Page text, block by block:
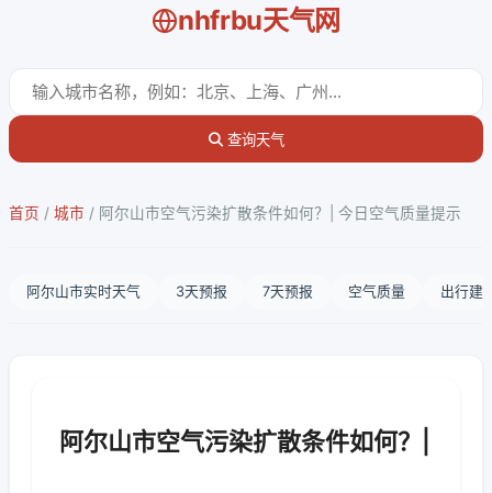
nhfrbu天气网
查询天气
首页 / 城市 / 阿尔山市空气污染扩散条件如何？| 今日空气质量提示
阿尔山市实时天气 3天预报 7天预报 空气质量 出行建
阿尔山市空气污染扩散条件如何？|